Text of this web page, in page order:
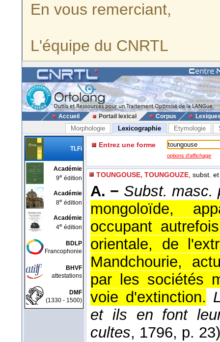
En vous remerciant,
L'équipe du CNRTL
Accueil Portail lexical Corpus
Morphologie Lexicographie Etymologie
TLFi
Académie
9e édition
Académie
8e édition
Académie
4e édition
BDLP
Francophonie
BHVF
attestations
DMF
(1330 - 1500)
Entrez une forme
options d'affichage
TOUNGOUSE, TOUNGOUZE , subst.
A. − Subst. masc.
mongoloïde,
occupant
orientale, de
Mandchourie,
par les sociétés
voie d'extinction.
et ils en font
cultes, 1796, p.